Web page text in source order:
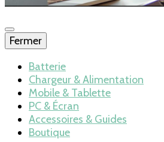
Blog –
mobile…
Fermer
Batterie
Chargeur & Alimentation
Mobile & Tablette
PC & Écran
Accessoires & Guides
Boutique